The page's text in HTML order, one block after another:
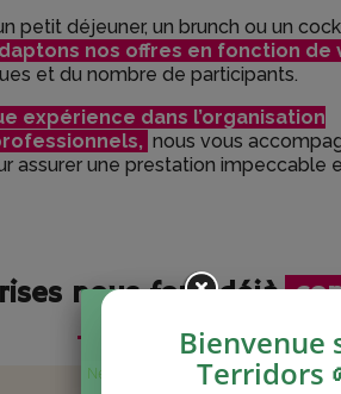
petit déjeuner, un brunch ou un
nos offres en fonction de
et du nombre de participants.
expérience dans l’organisation
nous vous
assurer une prestation impeccable
nous font déjà
Bienvenue
Terridors
Ne plus afficher